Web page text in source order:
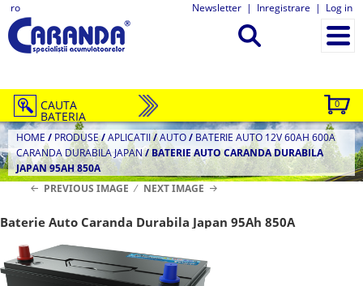
ro Newsletter | Inregistrare | Log in
0
CAUTA
BATERIA
HOME / PRODUSE/APLICATII/AUTO/ BATERIE AUTO 12V 60AH 600A
CARANDA DURABILA JAPAN/BATERIE AUTO CARANDA DURABILA
JAPAN 95AH 850A
PREVIOUS IMAGE
NEXT IMAGE
Baterie Auto Caranda Durabila Japan 95Ah 850A